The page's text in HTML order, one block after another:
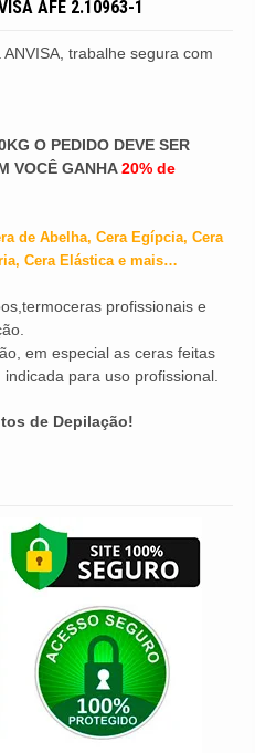
AFE 2.10963-1
trabalhe segura com
O PEDIDO DEVE SER
VOCÊ GANHA20% de
de Abelha, Cera Egípcia, Cera
Cera Elástica e mais…
profissionais e
em especial as ceras feitas
para uso profissional.
de Depilação!